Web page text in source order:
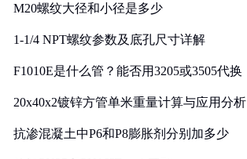
M20螺纹大径和小径是多少
1-1/4 NPT螺纹参数及底孔尺寸详解
F1010E是什么管？能否用3205或3505代换
20x40x2镀锌方管单米重量计算与应用分析
抗渗混凝土中P6和P8膨胀剂分别加多少